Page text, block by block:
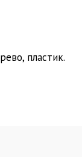
пластик.